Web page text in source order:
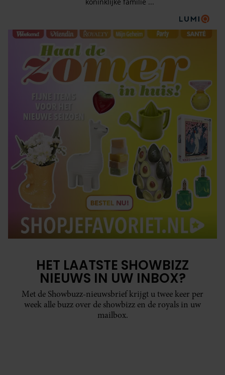
HET LAATSTE SHOWBIZZ
NIEUWS IN UW INBOX?
Met de Showbuzz-nieuwsbrief krijgt u twee keer per
week alle buzz over de showbizz en de royals in uw
mailbox.